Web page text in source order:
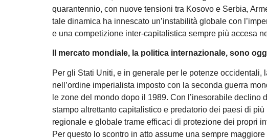
quarantennio, con nuove tensioni tra Kosovo e Serbia,
tale dinamica ha innescato un’instabilità globale con
e una competizione inter-capitalistica sempre più accesa
Il mercato mondiale, la politica internazionale, sono
Per gli Stati Uniti, e in generale per le potenze
nell’ordine imperialista imposto con la seconda guerra
le zone del mondo dopo il 1989. Con l’inesorabile
stampo altrettanto capitalistico e predatorio dei paesi di
regionale e globale trame efficaci di protezione dei propri
Per questo lo scontro in atto assume una sempre